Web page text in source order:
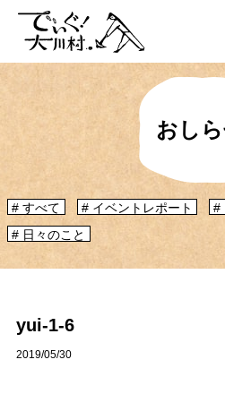
「大川村ってどんなとこ？」聞いたことも
初心者のかたに、大川村へ来るための道
おし
すべて イベントレポート
日々のこと
yui-1-6
2019/05/30